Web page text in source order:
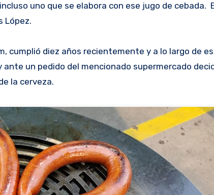
uno que se elabora con ese jugo de cebada.
López.
cumplió diez años recientemente y a lo largo de
un pedido del mencionado supermercado
la cerveza.